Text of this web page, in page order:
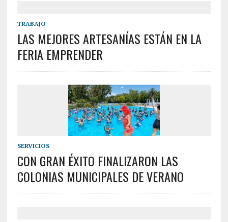
TRABAJO
LAS MEJORES ARTESANÍAS ESTÁN EN LA
FERIA EMPRENDER
SERVICIOS
CON GRAN ÉXITO FINALIZARON LAS
COLONIAS MUNICIPALES DE VERANO